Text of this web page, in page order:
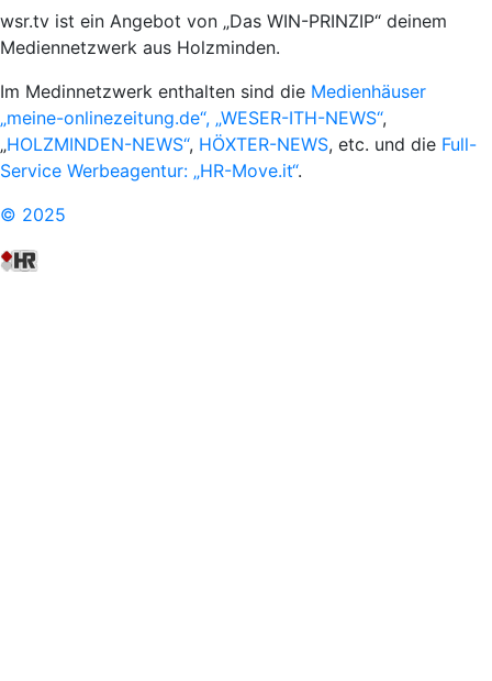
wsr.tv ist ein Angebot von „Das WIN-PRINZIP“ deinem
Mediennetzwerk aus Holzminden.
Im Medinnetzwerk enthalten sind die Medienhäuser
„meine-onlinezeitung.de“, „WESER-ITH-NEWS“,
„HOLZMINDEN-NEWS“, HÖXTER-NEWS, etc. und die Full-
Service Werbeagentur: „HR-Move.it“.
© 2025